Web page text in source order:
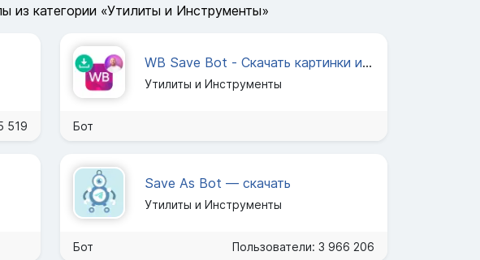
из категории «Утилиты и Инструменты»
519
WB Save Bot - Скачать картинки из карточки товара на Wildberries
Утилиты и Инструменты
Бот
Save As Bot — скачать
Утилиты и Инструменты
Бот Пользователи: 3 966 206